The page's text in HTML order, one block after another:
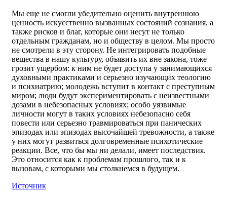
Мы еще не смогли убедительно оценить внутреннюю
ценность искусственно вызванных состояний сознания, а
также рисков и благ, которые они несут не только
отдельным гражданам, но и обществу в целом. Мы просто
не смотрели в эту сторону. Не интегрировать подобные
вещества в нашу культуру, объявить их вне закона, тоже
грозит ущербом: к ним не будет доступа у занимающихся
духовными практиками и серьезно изучающих теологию
и психиатрию; молодежь вступит в контакт с преступным
миром; люди будут экспериментировать с неизвестными
дозами в небезопасных условиях; особо уязвимые
личности могут в таких условиях небезопасно себя
повести или серьезно травмироваться при панических
эпизодах или эпизодах высочайшей тревожности, а также
у них могут развиться долговременные психотические
реакции. Все, что бы мы ни делали, имеет последствия.
Это относится как к проблемам прошлого, так и к
вызовам, с которыми мы столкнемся в будущем.
Источник